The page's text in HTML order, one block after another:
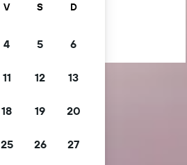
V S D
4 5 6
11 12 13
18 19 20
25 26 27